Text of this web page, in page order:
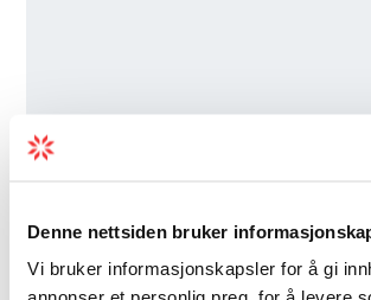
Denne nettsiden bruker
Vi bruker informasjonskapsler for å gi